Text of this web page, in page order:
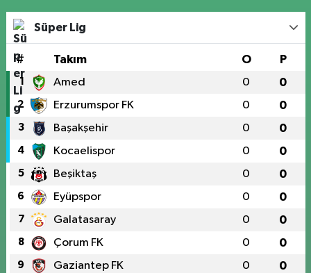
Süper Lig
# Takım O P
1 Amed 0 0
2 Erzurumspor FK 0 0
3 Başakşehir 0 0
4 Kocaelispor 0 0
5 Beşiktaş 0 0
6 Eyüpspor 0 0
7 Galatasaray 0 0
8 Çorum FK 0 0
9 Gaziantep FK 0 0